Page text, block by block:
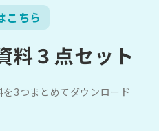
こちら
料３点セット
3つまとめてダウンロード